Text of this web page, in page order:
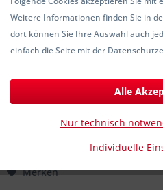
inkl. MwSt.
Sofort versandfertig, Lieferzeit
Merken
Weitere Informationen finden Sie in
dort können Sie Ihre Auswahl auch
einfach die Seite mit der
Individuelle
Nur technisch
Alle